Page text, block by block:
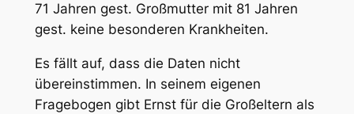
71 Jahren gest. Großmutter mit 81 Jahren
gest. keine besonderen Krankheiten.
Es fällt auf, dass die Daten nicht
übereinstimmen. In seinem eigenen
Fragebogen gibt Ernst für die Großeltern als